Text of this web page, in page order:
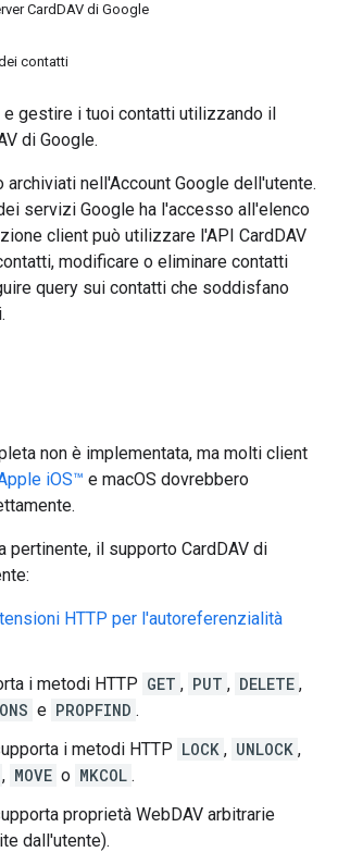
CardDAV di Google
contatti
gestire i tuoi contatti utilizzando il
di Google.
archiviati nell'Account Google dell'utente.
servizi Google ha l'accesso all'elenco
client può utilizzare l'API CardDAV
modificare o eliminare contatti
query sui contatti che soddisfano
non è implementata, ma molti client
iOS™ e macOS dovrebbero
pertinente, il supporto CardDAV di
HTTP per l'autoreferenzialità
i metodi HTTP GET , PUT , DELETE ,
e PROPFIND .
i metodi HTTP LOCK , UNLOCK ,
, MOVE o MKCOL .
proprietà WebDAV arbitrarie
dall'utente).